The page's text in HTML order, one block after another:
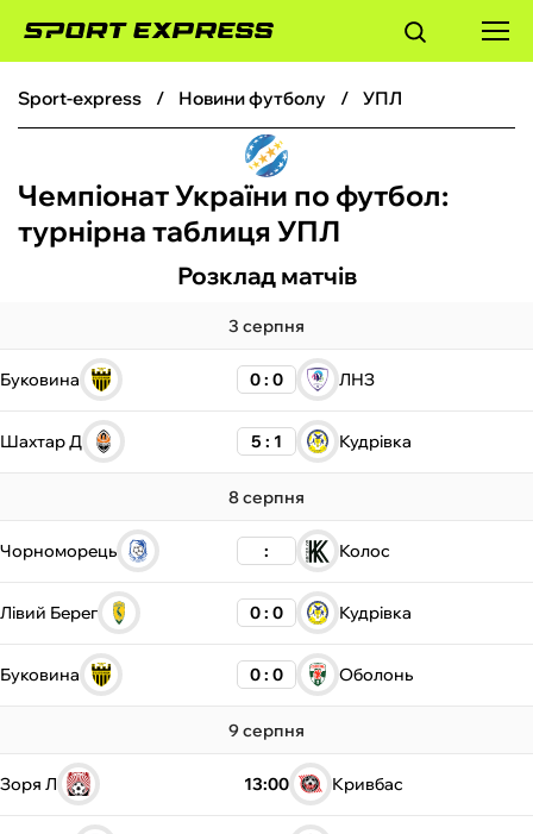
ФУТБОЛ
БАСКЕТБОЛ
БОКС
ТЕНІС
КІБЕРСПОРТ
sport-express новини футболу УПЛ
Чемпіонат України по футбол:
турнірна таблиця УПЛ
Розклад матчів
3 серпня
Буковина 0 : 0 ЛНЗ
Шахтар Д 5 : 1 Кудрівка
8 серпня
Чорноморець : Колос
Лівий Берег 0 : 0 Кудрівка
Буковина 0 : 0 Оболонь
9 серпня
Зоря Л 13:00 Кривбас